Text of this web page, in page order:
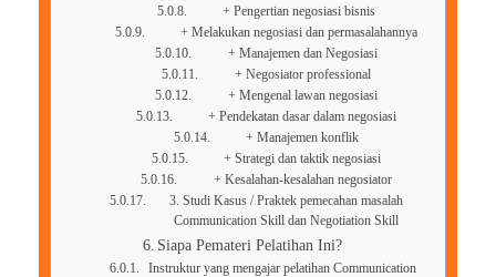
+ Pengertian negosiasi bisnis
+ Melakukan negosiasi dan permasalahannya
+ Manajemen dan Negosiasi
+ Negosiator professional
+ Mengenal lawan negosiasi
+ Pendekatan dasar dalam negosiasi
+ Manajemen konflik
+ Strategi dan taktik negosiasi
+ Kesalahan-kesalahan negosiator
3. Studi Kasus / Praktek pemecahan masalah
Communication Skill dan Negotiation Skill
Siapa Pemateri Pelatihan Ini?
Instruktur yang mengajar pelatihan Communication